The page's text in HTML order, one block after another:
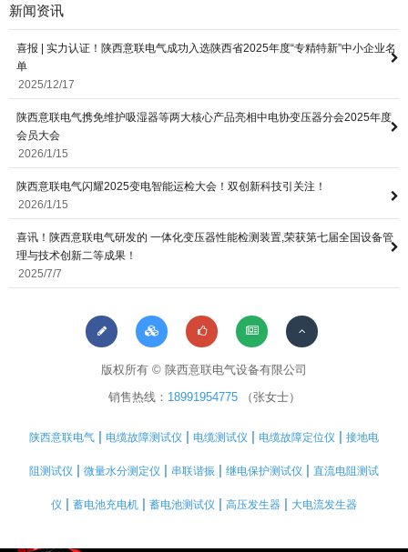
新闻资讯
喜报 | 实力认证！陕西意联电气成功入选陕西省2025年度“专精特新”中小企业名
单
2025/12/17
陕西意联电气携免维护吸湿器等两大核心产品亮相中电协变压器分会2025年度
会员大会
2026/1/15
陕西意联电气闪耀2025变电智能运检大会！双创新科技引关注！
2026/1/15
喜讯！陕西意联电气研发的 一体化变压器性能检测装置,荣获第七届全国设备管
理与技术创新二等成果！
2025/7/7
版权所有 © 陕西意联电气设备有限公司
销售热线： 18991954775（张女士）
陕西意联电气 | 电缆故障测试仪 | 电缆测试仪 | 电缆故障定位仪 | 接地电
阻测试仪 | 微量水分测定仪 | 串联谐振 | 继电保护测试仪 | 直流电阻测试
仪 | 蓄电池充电机 | 蓄电池测试仪 | 高压发生器 | 大电流发生器